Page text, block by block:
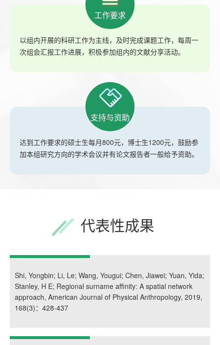
工作要求
以组内开展的科研工作为主线，及时完成课题工作，每周一
次组会汇报工作进展，积极参加组内的文献分享活动。
支持与资助
达到工作要求的硕士生每月800元，博士生1200元，鼓励参
加本组研究方向的学术会议并有论文报告者一般给予资助。
代表性成果
Shi, Yongbin; Li, Le; Wang, Yougui; Chen, Jiawei; Yuan, Yida;
Stanley, H E; Regional surname affinity: A spatial network
approach, American Journal of Physical Anthropology, 2019,
168(3)：428-437